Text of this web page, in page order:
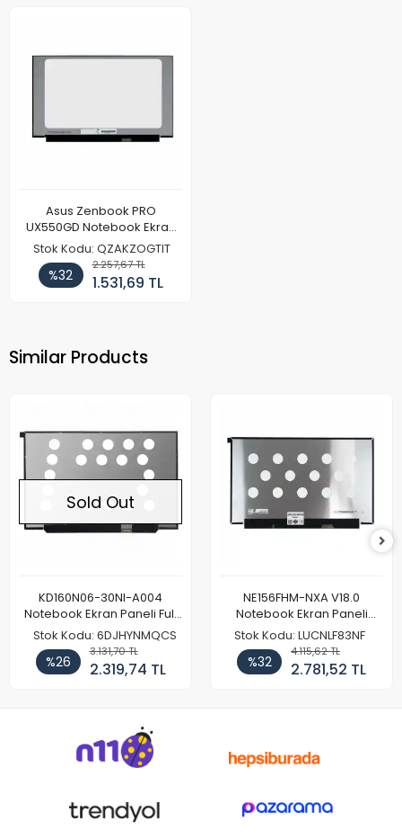
Asus Zenbook PRO
UX550GD Notebook Ekran
(FHD)
Stok Kodu: QZAKZOGTIT
%32
2.257,67 TL
1.531,69 TL
Similar Products
Sold Out
KD160N06-30NI-A004
Notebook Ekran Paneli Full
HD
Stok Kodu: 6DJHYNMQCS
%26
3.131,70 TL
2.319,74 TL
NE156FHM-NXA V18.0
Notebook Ekran Paneli
144Hz
Stok Kodu: LUCNLF83NF
%32
4.115,62 TL
2.781,52 TL